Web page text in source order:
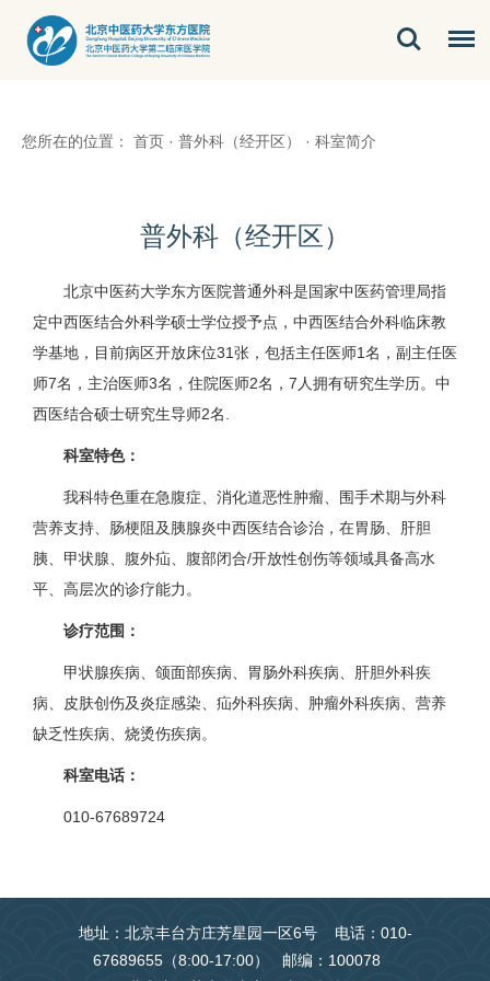
您所在的位置： 首页 · 普外科（经开区） · 科室简介
普外科（经开区）
北京中医药大学东方医院普通外科是国家中医药管理局指
定中西医结合外科学硕士学位授予点，中西医结合外科临床教
学基地，目前病区开放床位31张，包括主任医师1名，副主任医
师7名，主治医师3名，住院医师2名，7人拥有研究生学历。中
西医结合硕士研究生导师2名.
科室特色：
我科特色重在急腹症、消化道恶性肿瘤、围手术期与外科
营养支持、肠梗阻及胰腺炎中西医结合诊治，在胃肠、肝胆
胰、甲状腺、腹外疝、腹部闭合/开放性创伤等领域具备高水
平、高层次的诊疗能力。
诊疗范围：
甲状腺疾病、颌面部疾病、胃肠外科疾病、肝胆外科疾
病、皮肤创伤及炎症感染、疝外科疾病、肿瘤外科疾病、营养
缺乏性疾病、烧烫伤疾病。
科室电话：
010-67689724
地址：北京丰台方庄芳星园一区6号 电话：010-
67689655（8:00-17:00） 邮编：100078